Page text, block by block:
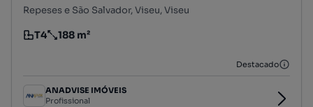
Repeses e São Salvador, Viseu, Viseu
Tipologia
T4
Preço por metro quadrado
188 m²
Destacado
ANADVISE IMÓVEIS
Profissional